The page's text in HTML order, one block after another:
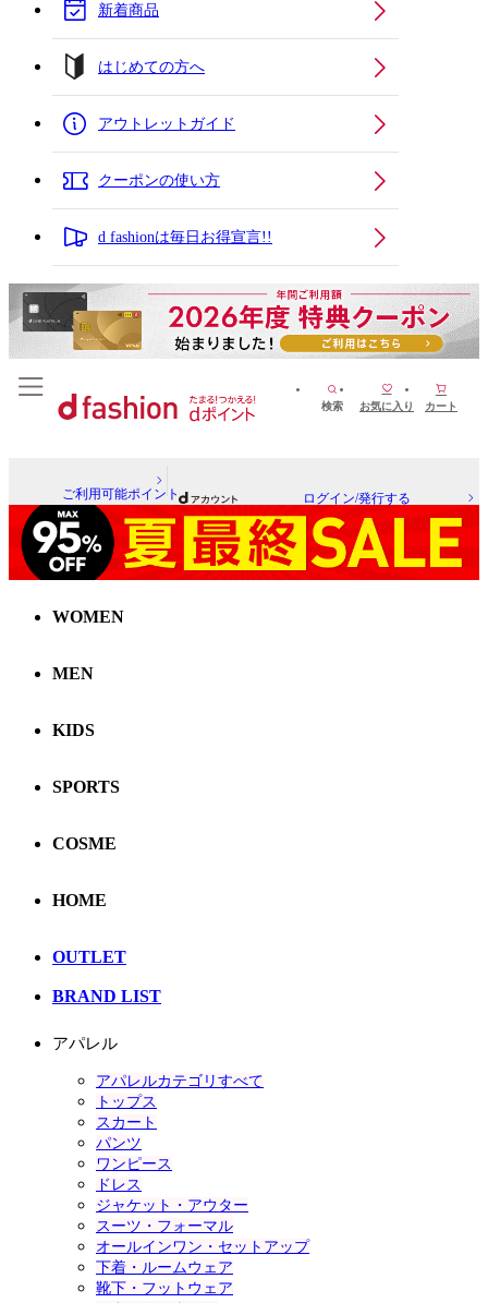
新着商品
はじめての方へ
アウトレットガイド
クーポンの使い方
d fashionは毎日お得宣言!!
検索 お気に入り カート
ご利用可能ポイント ログイン/発行する
WOMEN
MEN
KIDS
SPORTS
COSME
HOME
OUTLET
BRAND LIST
アパレル
アパレルカテゴリすべて
トップス
スカート
パンツ
ワンピース
ドレス
ジャケット・アウター
スーツ・フォーマル
オールインワン・セットアップ
下着・ルームウェア
靴下・フットウェア